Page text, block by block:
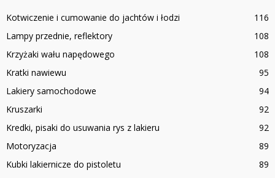
Kotwiczenie i cumowanie do jachtów i łodzi
116
Lampy przednie, reflektory
108
Krzyżaki wału napędowego
108
Kratki nawiewu
95
Lakiery samochodowe
94
Kruszarki
92
Kredki, pisaki do usuwania rys z lakieru
92
Motoryzacja
89
Kubki lakiernicze do pistoletu
89